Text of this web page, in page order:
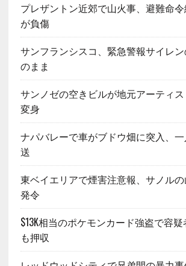
プレザントン近郊で山火事、避難命
が負傷
サンフランシスコ、緊急警報サイレ
のまま
サンノゼの空きビルが地元アーティ
変身
ナパバレーで車がブドウ畑に突入、
送
東ベイエリアで煙害注意報、サノル
発令
$13K相当のポケモンカード強盗で容
も押収